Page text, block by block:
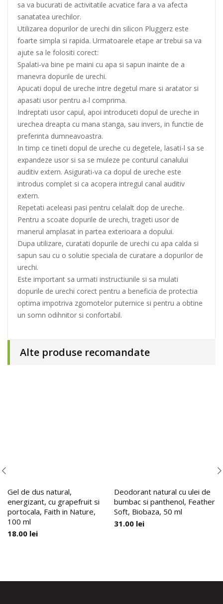
sa va bucurati de activitatile acvatice fara a va afecta
sanatatea urechilor.
Utilizarea dopurilor de urechi din silicon Pluggerz este
foarte simpla si rapida. Urmatoarele etape ar trebui sa va
ajute sa le folositi corect:
Spalati-va bine pe maini cu apa si sapun inainte de a
manevra dopurile de urechi.
Apucati dopul de ureche intre degetul mare si aratator si
apasati usor pentru a-l comprima.
Indreptati usor capul, apoi introduceti dopul de ureche in
urechea dreapta cu mana stanga, sau invers, in functie de
preferinta dumneavoastra.
In timp ce tineti dopul de ureche cu degetele, lasati-l sa se
expandeze usor si sa se muleze pe conturul canalului
auditiv extern. Asigurati-va ca dopul de ureche este
introdus complet si ca acopera intregul canal auditiv
extern.
Repetati aceleasi pasi pentru celalalt dop de ureche.
Pentru a scoate dopurile de urechi, trageti usor de
manerul amplasat in partea exterioara a dopului.
Dupa utilizare, curatati dopurile de urechi cu apa calda si
sapun sau cu o solutie speciala de curatare a dopurilor de
urechi.
Este important sa urmati instructiunile si sa mulati
dopurile de urechi corect pentru a beneficia de protectia
optima impotriva zgomotelor puternice si pentru a obtine
un somn odihnitor si confortabil.
Alte produse recomandate
Gel de dus natural,
energizant, cu grapefruit si
portocala, Faith in Nature,
100 ml
18.00 lei
Deodorant natural cu ulei de
bumbac si panthenol, Feather
Soft, Biobaza, 50 ml
31.00 lei